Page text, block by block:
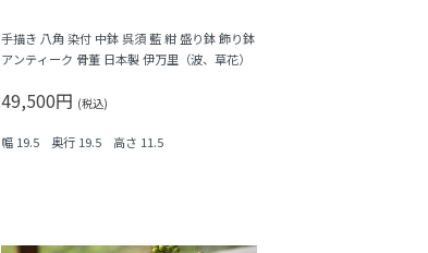
手描き 八角 染付 中鉢 呉須 藍 紺 盛り鉢 飾り鉢
アンティーク 骨董 日本製 伊万里（波、草花）
49,500円 (税込)
幅 19.5 奥行 19.5 高さ 11.5